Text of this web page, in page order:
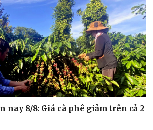
nay 8/8: Giá cà phê giảm trên cả 2